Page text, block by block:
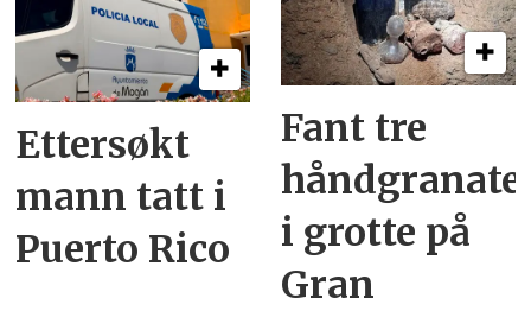
Ettersøkt
mann tatt i
Puerto Rico
Fant tre
i grotte på
Gran